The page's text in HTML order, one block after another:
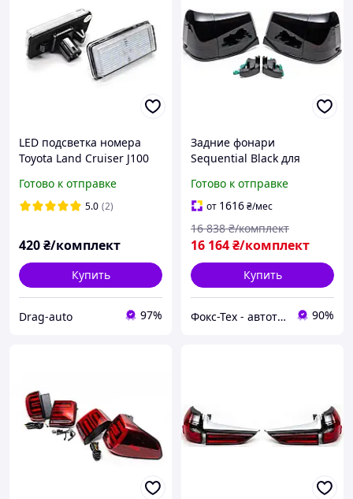
LED подсветка номера
Toyota Land Cruiser J100
с обманкой Canbus
Готово к отправке
5.0 (2)
420₴/комплект
Купить
Drag-auto 97%
Задние фонари
Sequential Black для
2007-2021 гг
Готово к отправке
от 1616₴/мес
16 164₴/комплект
16 838 ₴/комплект
Купить
Фокс-Тех - автотюнинг 90%